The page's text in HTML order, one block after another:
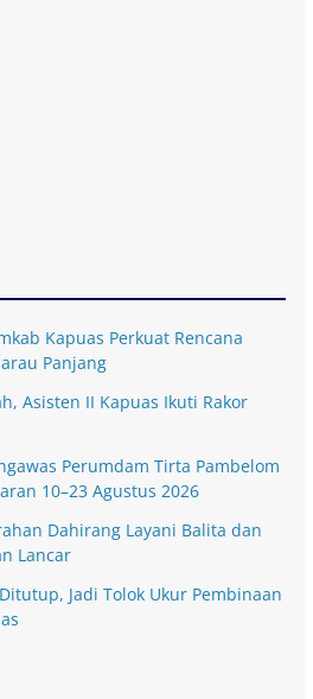
Kapuas Perkuat Rencana
Panjang
Asisten II Kapuas Ikuti Rakor
Perumdam Tirta Pambelom
10–23 Agustus 2026
Dahirang Layani Balita dan
Lancar
Jadi Tolok Ukur Pembinaan